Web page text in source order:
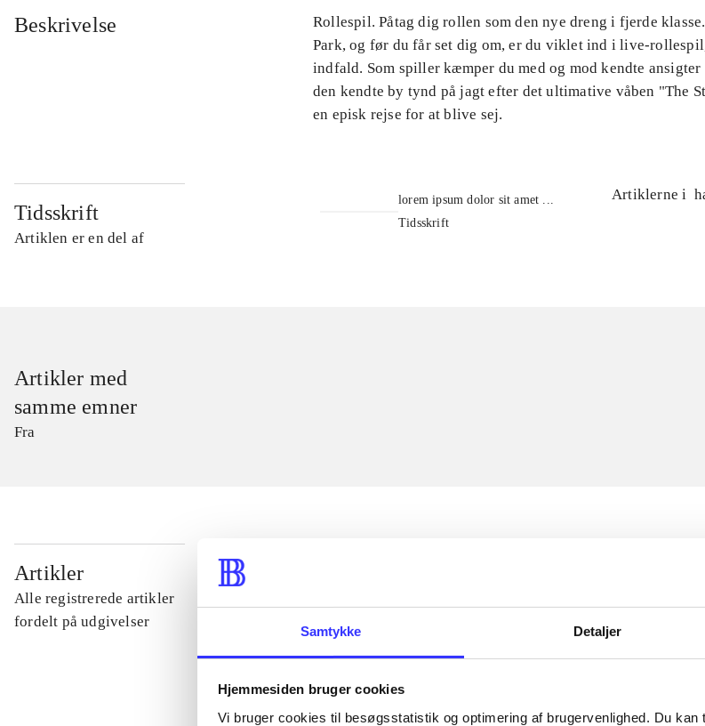
Samtykke Detaljer
Hjemmesiden bruger cookies
Vi bruger cookies til besøgsstatistik og optimering af brugervenlighed. Du
Beskrivelse
Rollespil. Påtag dig rollen som den nye dreng i fjerde
Park, og før du får set dig om, er du viklet ind i live-
indfald. Som spiller kæmper du med og mod kendte ansigter
den kendte by tynd på jagt efter det ultimative våben "The
en episk rejse for at blive sej.
Tidsskrift
Artiklen er en del af
lorem ipsum dolor sit amet ...
Tidsskrift
Artiklerne i
Artikler med
samme emner
Fra
Artikler
Alle registrerede artikler
fordelt på udgivelser